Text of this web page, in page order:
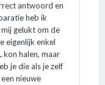
antwoord en
heb ik
gelukt om de
eigenlijk enkel
kon halen, maar
je die als je zelf
nieuwe